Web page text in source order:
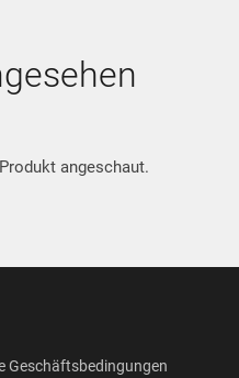
angeschaut.
Geschäftsbedingungen